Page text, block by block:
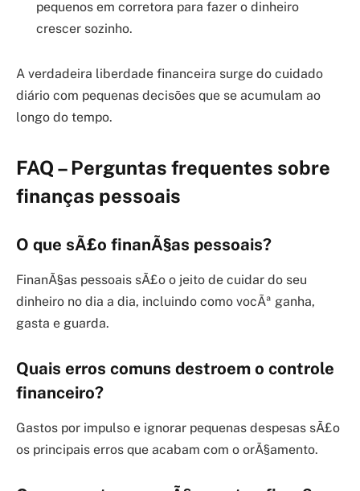
pequenos em corretora para fazer o dinheiro
crescer sozinho.
A verdadeira liberdade financeira surge do cuidado
diário com pequenas decisões que se acumulam ao
longo do tempo.
FAQ – Perguntas frequentes sobre
finanças pessoais
O que sÃ£o finanÃ§as pessoais?
FinanÃ§as pessoais sÃ£o o jeito de cuidar do seu
dinheiro no dia a dia, incluindo como vocÃª ganha,
gasta e guarda.
Quais erros comuns destroem o controle
financeiro?
Gastos por impulso e ignorar pequenas despesas sÃ£o
os principais erros que acabam com o orÃ§amento.